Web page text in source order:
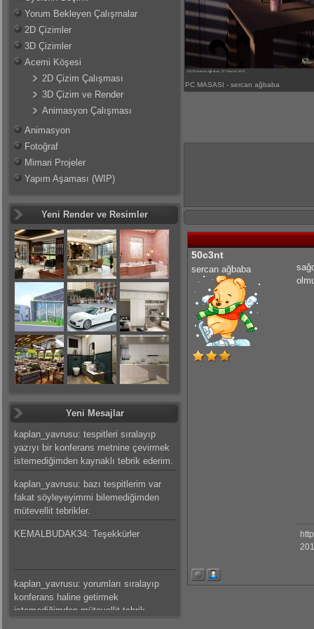
PC MASASI - sercan ağbaba
50c3nt
sercan ağbaba
Yorum Bekleyen Çalışmalar
2D Çizimler
3D Çizimler
Acemi Köşesi
2D Çizim Çalışması
3D Çizim ve Render
Animasyon Çalışması
Animasyon
Fotoğraf
Mimari Projeler
Yapım Aşaması (WIP)
Yeni Render ve Resimler
Yeni Mesajlar
kaplan_yavrusu: tespitleri sıralayıp
yazıyı bir konferans metnine çevirmek
istemediğimden kaynaklı tebrik ederim.
kaplan_yavrusu: bazı tespitlerim var
fakat söyleyeyimmi bilemediğimden
mütevellit tebrikler.
KEMALBUDAK34: Teşekkürler
kaplan_yavrusu: yorumları sıralayıp
konferans haline getirmek
istemediğimden mütevellit tebrik